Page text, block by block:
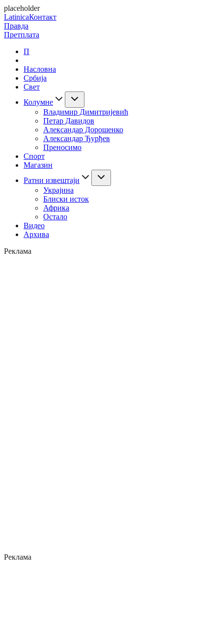
placeholder
LatinicaКонтакт
Правда
Претплата
П
Насловна
Србија
Свет
Колумне
Владимир Димитријевић
Петар Давидов
Александар Дорошенко
Александар Ђурђев
Преносимо
Спорт
Магазин
Ратни извештаји
Украјина
Блиски исток
Африка
Остало
Видео
Архива
Реклама
Реклама